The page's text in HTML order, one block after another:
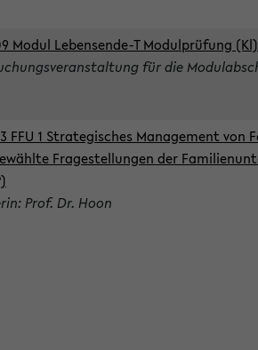
Modul Lebensende-T Modulprüfung (Kl)
für die
FFU 1 Strategisches Management von
Fragestellungen der
Prof. Dr. Hoon